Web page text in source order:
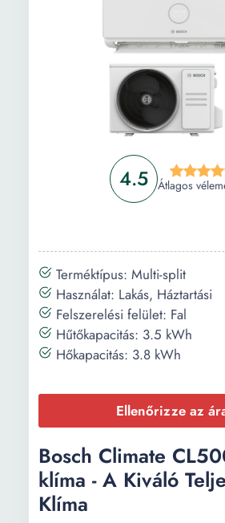
91 cm
Beltéri egység
20.5 cm
Beltéri egység
29.2 cm
Beltéri egység
13 kg
zajszintje:
Kültéri egység
színe:
Fehér
Wi-Fi
technológia:
Nem
4.5 Átlagos
Terméktípus: Multi-split
Használat: Lakás, Háztartási
Felszerelési felület: Fal
Hűtőkapacitás: 3.5 kWh
Hőkapacitás: 3.8 kWh
Ellenőrizze az
Bosch Climate
klíma - A Kiváló
Klíma